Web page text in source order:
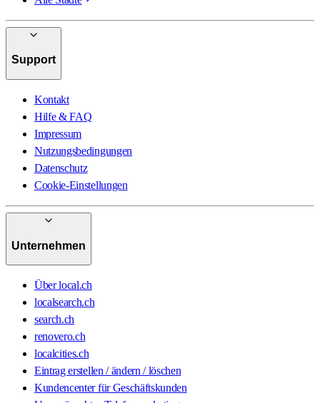
Support
Kontakt
Hilfe & FAQ
Impressum
Nutzungsbedingungen
Datenschutz
Cookie-Einstellungen
Unternehmen
Über local.ch
localsearch.ch
search.ch
renovero.ch
localcities.ch
Eintrag erstellen / ändern / löschen
Kundencenter für Geschäftskunden